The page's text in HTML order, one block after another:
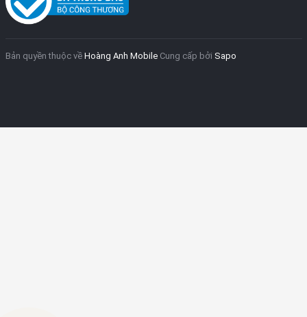
Bản quyền thuộc về Hoàng Anh Mobile Cung cấp bởi Sapo